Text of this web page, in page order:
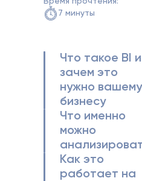
7 минуты
Что такое BI и
зачем это
нужно вашему
бизнесу
Что именно
можно
Как это
работает на